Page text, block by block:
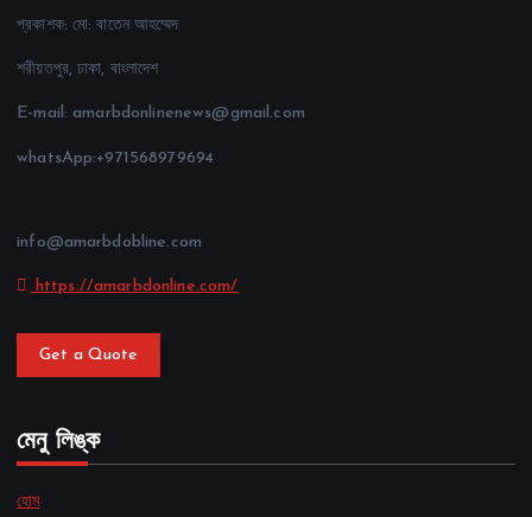
প্রকাশক: মো: বাতেন আহম্মেদ
শরীয়তপুর, ঢাকা, বাংলাদেশ
E-mail: amarbdonlinenews@gmail.com
whatsApp:+971568979694
info@amarbdobline.com
https://amarbdonline.com/
Get a Quote
মেনু লিঙ্ক
হোম